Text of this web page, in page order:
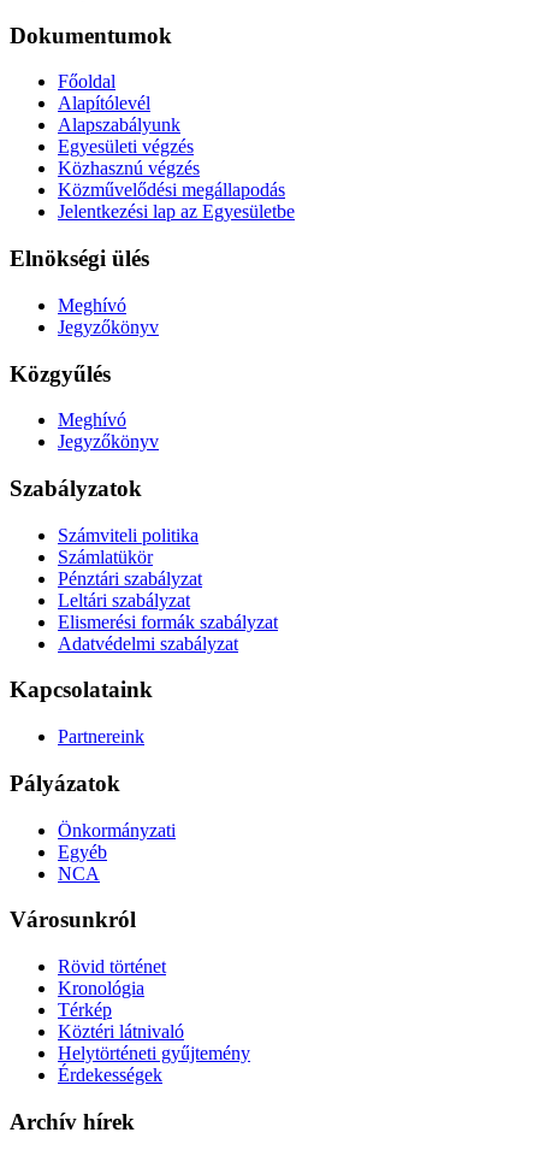
Dokumentumok
Főoldal
Alapítólevél
Alapszabályunk
Egyesületi végzés
Közhasznú végzés
Közművelődési megállapodás
Jelentkezési lap az Egyesületbe
Elnökségi ülés
Meghívó
Jegyzőkönyv
Közgyűlés
Meghívó
Jegyzőkönyv
Szabályzatok
Számviteli politika
Számlatükör
Pénztári szabályzat
Leltári szabályzat
Elismerési formák szabályzat
Adatvédelmi szabályzat
Kapcsolataink
Partnereink
Pályázatok
Önkormányzati
Egyéb
NCA
Városunkról
Rövid történet
Kronológia
Térkép
Köztéri látnivaló
Helytörténeti gyűjtemény
Érdekességek
Archív hírek